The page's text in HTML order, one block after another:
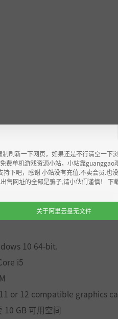
10 64-bit.
i5
or 12 compatible graphics
10 GB 可用空间
刷新一下网页，如果还是不行清空一下
费单机游戏资源小站，小站靠guanggao
下吧，感谢 小站没有充值.不卖会员.也
售网址的全部是骗子,请小伙们谨慎！ 下
关于阿里云盘无文件